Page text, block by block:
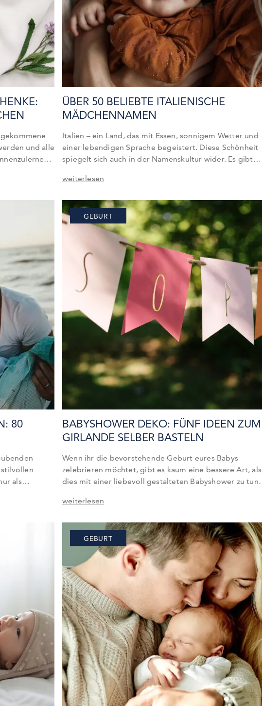
und alle
sich
können
ÜBER 50 BELIEBTE ITALIENISCHE
MÄDCHENNAMEN
Italien – ein Land, das mit Essen, sonnigem Wetter und
einer lebendigen Sprache begeistert. Diese Schönheit
spiegelt sich auch in der Namenskultur wider. Es gibt
Melodie und ihre Bedeutung hervorstechen. Ob
seltene italienische Frauennamen – die Auswahl an
Babynamen ist riesig. Lasst euch von…
weiterlesen
80
als
besitzen
wie
BABYSHOWER DEKO: FÜNF IDEEN ZUM
GIRLANDE SELBER BASTELN
Wenn ihr die bevorstehende Geburt eures Babys
zelebrieren möchtet, gibt es kaum eine bessere Art, als
dies mit einer liebevoll gestalteten Babyshower zu tun.
stets ein Grund zur Freude und Feier. Vielleicht seid ihr
einer Babyshower zu überraschen? Eine der…
weiterlesen
GEBURT
GEBURT